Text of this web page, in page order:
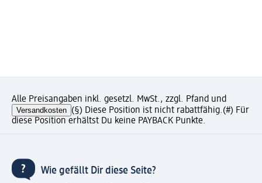
Alle Preisangaben inkl. gesetzl. MwSt., zzgl. Pfand und
Versandkosten (§) Diese Position ist nicht rabattfähig.(#) Für
diese Position erhältst Du keine PAYBACK Punkte.
Wie gefällt Dir diese Seite?